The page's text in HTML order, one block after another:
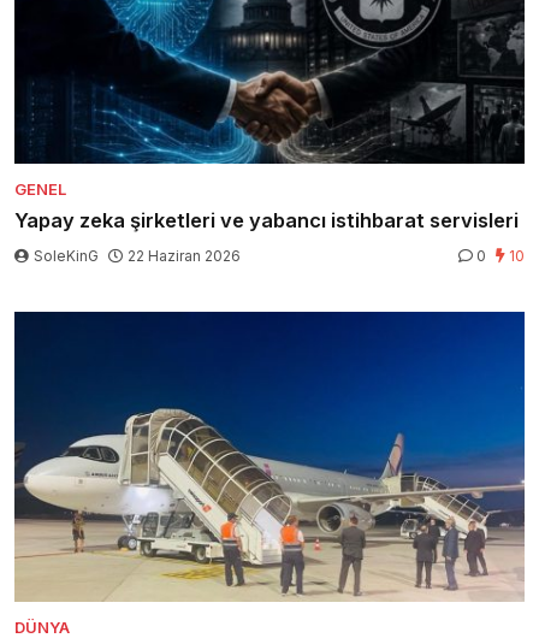
GENEL
Yapay zeka şirketleri ve yabancı istihbarat servisleri
SoleKinG 22 Haziran 2026 0 10
DÜNYA